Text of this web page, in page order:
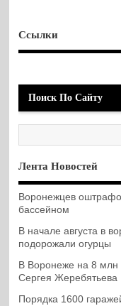
Ссылки
Поиск По Сайту
Лента Новостей
Воронежцев
бассейном
В начале августа в
подорожали огурцы
В Воронеже на 8 млн
Сергея Жеребятьева
Порядка 1600